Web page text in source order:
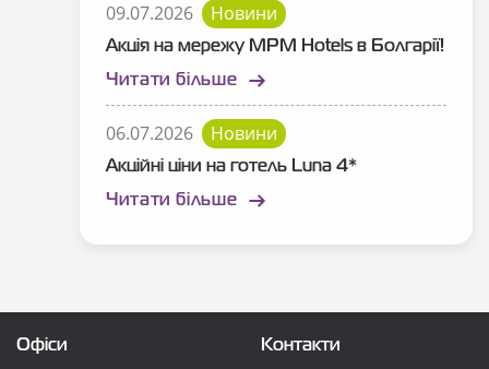
09.07.2026 Новини
Акція на мережу MPM Hotels в Болгарії!
Читати більше
06.07.2026 Новини
Акційні ціни на готель Luna 4*
Читати більше
Офіси Контакти